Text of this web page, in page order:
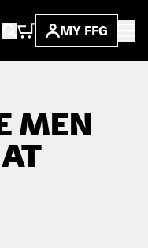
MY FFG
MEN